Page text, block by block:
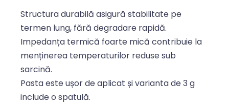
Structura durabilă asigură stabilitate pe
termen lung, fără degradare rapidă.
Impedanța termică foarte mică contribuie la
menținerea temperaturilor reduse sub
sarcină.
Pasta este ușor de aplicat și varianta de 3 g
include o spatulă.